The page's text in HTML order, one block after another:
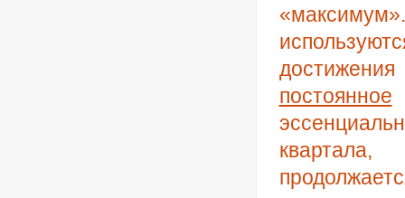
постоянное